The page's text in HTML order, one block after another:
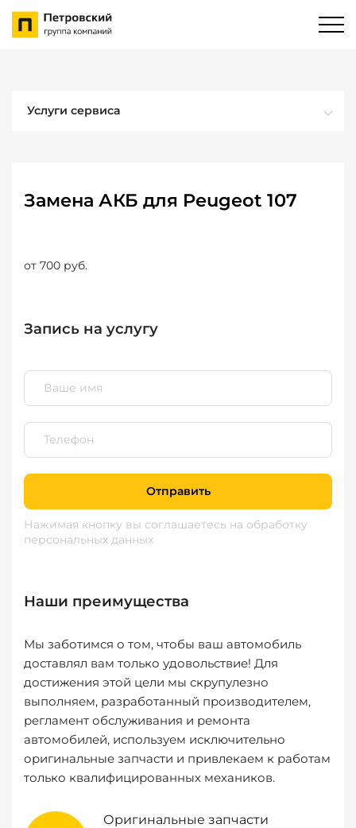
Услуги сервиса
Замена АКБ для Peugeot 107
от 700 руб.
Запись на услугу
Отправить
Нажимая кнопку вы соглашаетесь на обработку
персональных данных
Наши преимущества
Мы заботимся о том, чтобы ваш автомобиль
доставлял вам только удовольствие! Для
достижения этой цели мы скрупулезно
выполняем, разработанный производителем,
регламент обслуживания и ремонта
автомобилей, используем исключительно
оригинальные запчасти и привлекаем к работам
только квалифицированных механиков.
Оригинальные запчасти